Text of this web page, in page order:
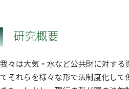
研究概要
我々は大気・水など公共財に対する
てそれらを様々な形で法制度化して